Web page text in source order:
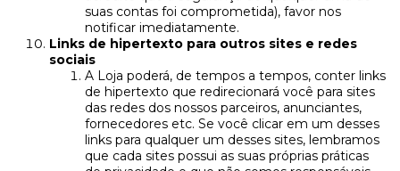
suas contas foi comprometida), favor nos
notificar imediatamente.
Links de hipertexto para outros sites e redes
sociais
A Loja poderá, de tempos a tempos, conter links
de hipertexto que redirecionará você para sites
das redes dos nossos parceiros, anunciantes,
fornecedores etc. Se você clicar em um desses
links para qualquer um desses sites, lembramos
que cada sites possui as suas próprias práticas